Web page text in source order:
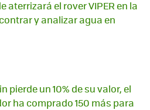
aterrizará el rover VIPER en la
y analizar agua en
pierde un 10% de su valor, el
ha comprado 150 más para